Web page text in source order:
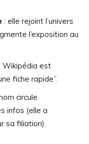
: elle rejoint l’univers
l’exposition au
Wikipédia est
fiche rapide”.
circule
infos (elle a
sa filiation).